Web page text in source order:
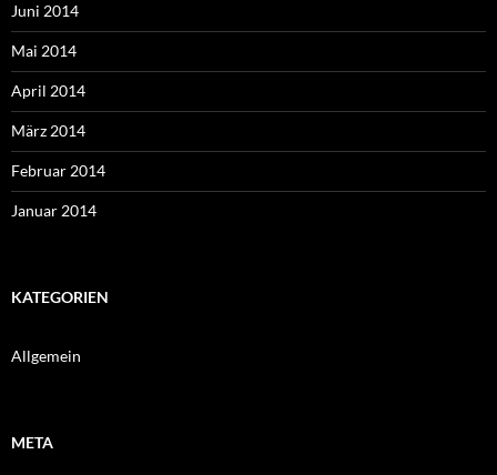
Juni 2014
Mai 2014
April 2014
März 2014
Februar 2014
Januar 2014
KATEGORIEN
Allgemein
META